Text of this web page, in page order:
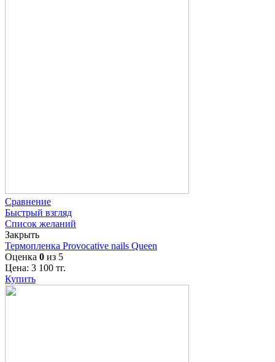
Сравнение
Быстрый взгляд
Список желаний
Закрыть
Термопленка Provocative nails Queen
Оценка 0 из 5
Цена: 3 100 тг.
Купить